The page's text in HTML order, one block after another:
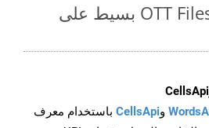
تحويل OTT Files to PDFA بسيط على
وCellsApi باستخدام معرف